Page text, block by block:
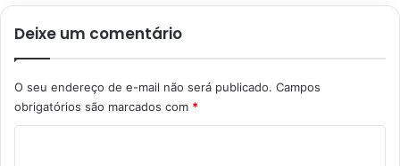
Deixe um comentário
O seu endereço de e-mail não será publicado. Campos
obrigatórios são marcados com *